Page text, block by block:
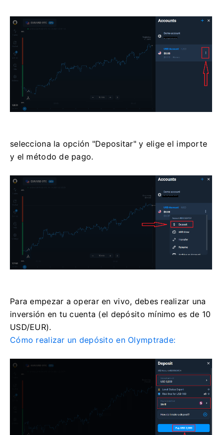
selecciona la opción "Depositar" y elige el importe
y el método de pago.
Para empezar a operar en vivo, debes realizar una
inversión en tu cuenta (el depósito mínimo es de 10
USD/EUR).
Cómo realizar un depósito en Olymptrade: